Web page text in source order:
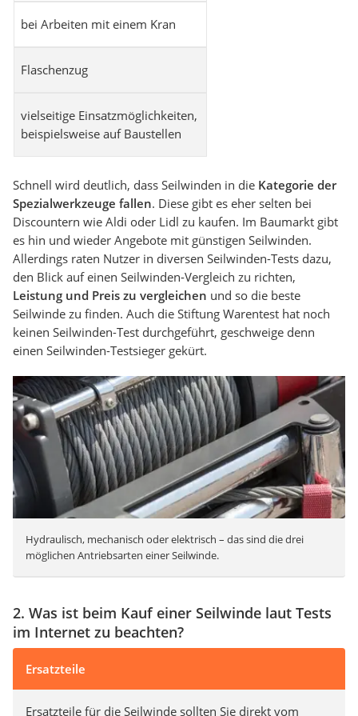
bei Arbeiten mit einem Kran
Flaschenzug
vielseitige Einsatzmöglichkeiten,
beispielsweise auf Baustellen
Schnell wird deutlich, dass Seilwinden in die Kategorie der
Spezialwerkzeuge fallen. Diese gibt es eher selten bei
Discountern wie Aldi oder Lidl zu kaufen. Im Baumarkt gibt
es hin und wieder Angebote mit günstigen Seilwinden.
Allerdings raten Nutzer in diversen Seilwinden-Tests dazu,
den Blick auf einen Seilwinden-Vergleich zu richten,
Leistung und Preis zu vergleichen und so die beste
Seilwinde zu finden. Auch die Stiftung Warentest hat noch
keinen Seilwinden-Test durchgeführt, geschweige denn
einen Seilwinden-Testsieger gekürt.
Hydraulisch, mechanisch oder elektrisch – das sind die drei
möglichen Antriebsarten einer Seilwinde.
2. Was ist beim Kauf einer Seilwinde laut Tests
im Internet zu beachten?
Ersatzteile
Ersatzteile für die Seilwinde sollten Sie direkt vom